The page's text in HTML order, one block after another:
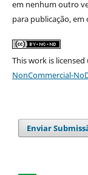
em nenhum outro
para publicação,
This work is licensed
NonCommercial-
Enviar